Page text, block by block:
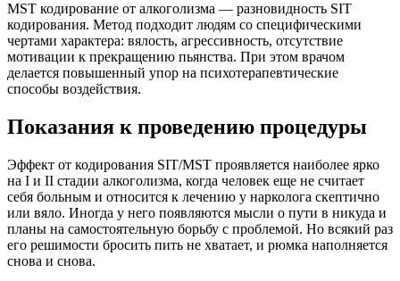
MST кодирование от алкоголизма — разновидность SIT
кодирования. Метод подходит людям со специфическими
чертами характера: вялость, агрессивность, отсутствие
мотивации к прекращению пьянства. При этом врачом
делается повышенный упор на психотерапевтические
способы воздействия.
Показания к проведению процедуры
Эффект от кодирования SIT/MST проявляется наиболее ярко
на I и II стадии алкоголизма, когда человек еще не считает
себя больным и относится к лечению у нарколога скептично
или вяло. Иногда у него появляются мысли о пути в никуда и
планы на самостоятельную борьбу с проблемой. Но всякий раз
его решимости бросить пить не хватает, и рюмка наполняется
снова и снова.